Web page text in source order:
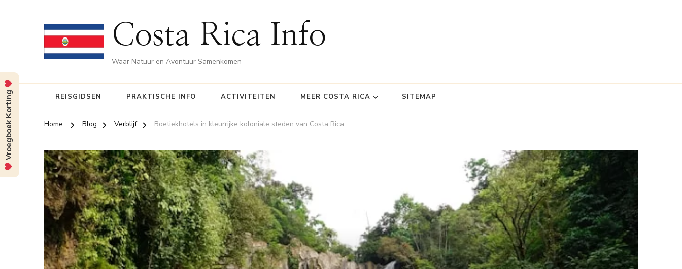
Costa Rica Info
Waar Natuur en Avontuur Samenkomen
REISGIDSEN PRAKTISCHE INFO ACTIVITEITEN MEER COSTA RICA SITEMAP
Home Blog Verblijf Boetiekhotels in kleurrijke koloniale steden van Costa Rica
Vroegboek Korting